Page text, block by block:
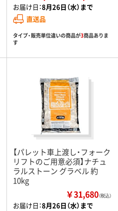
お届け日：8月26日（水）まで
直送品
タイプ・販売単位違いの商品が3商品ありま
す
【パレット車上渡し・フォーク
リフトのご用意必須】ナチュ
ラルストーン グラベル 約
10kg
￥31,680（税込）
お届け日：8月26日（水）まで